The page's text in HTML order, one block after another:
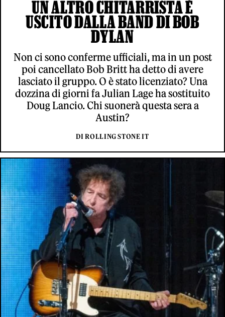
UN ALTRO CHITARRISTA È
USCITO DALLA BAND DI BOB
DYLAN
Non ci sono conferme ufficiali, ma in un post
poi cancellato Bob Britt ha detto di avere
lasciato il gruppo. O è stato licenziato? Una
dozzina di giorni fa Julian Lage ha sostituito
Doug Lancio. Chi suonerà questa sera a
Austin?
DI ROLLING STONE IT